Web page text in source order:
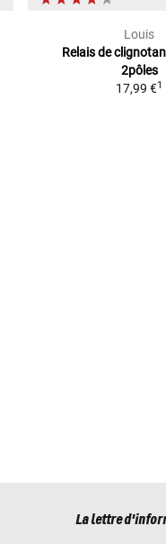
Louis
Relais de
2pôles
17,99 €1
La lettre